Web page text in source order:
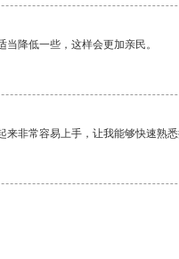
降低一些，这样会更加亲民。
来非常容易上手，让我能够快速熟